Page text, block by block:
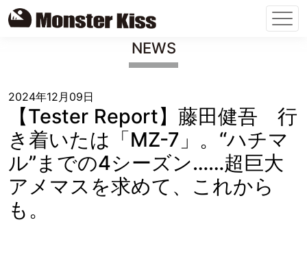
NEWS
2024年12月09日
【Tester Report】藤田健吾 行
き着いたは「MZ-7」。“ハチマ
ル”までの4シーズン……超巨大
アメマスを求めて、これから
も。